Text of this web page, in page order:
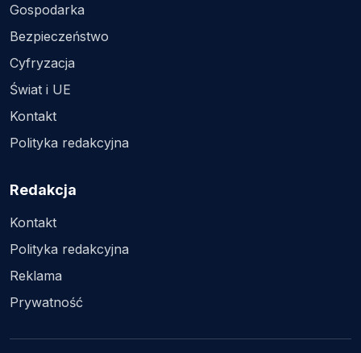
Gospodarka
Bezpieczeństwo
Cyfryzacja
Świat i UE
Kontakt
Polityka redakcyjna
Redakcja
Kontakt
Polityka redakcyjna
Reklama
Prywatność